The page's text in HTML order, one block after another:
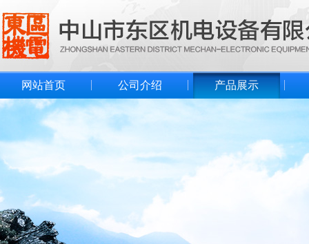
网站首页 公司介绍 产品展示